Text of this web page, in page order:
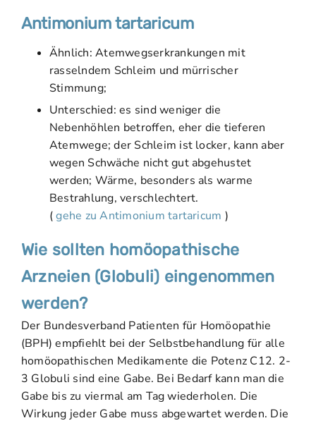
Antimonium tartaricum
Ähnlich: Atemwegserkrankungen mit
rasselndem Schleim und mürrischer
Stimmung;
Unterschied: es sind weniger die
Nebenhöhlen betroffen, eher die tieferen
Atemwege; der Schleim ist locker, kann aber
wegen Schwäche nicht gut abgehustet
werden; Wärme, besonders als warme
Bestrahlung, verschlechtert.
(gehe zu Antimonium tartaricum )
Wie sollten homöopathische
Arzneien (Globuli) eingenommen
werden?
Der Bundesverband Patienten für Homöopathie
(BPH) empfiehlt bei der Selbstbehandlung für alle
homöopathischen Medikamente die Potenz C12. 2-
3 Globuli sind eine Gabe. Bei Bedarf kann man die
Gabe bis zu viermal am Tag wiederholen. Die
Wirkung jeder Gabe muss abgewartet werden. Die